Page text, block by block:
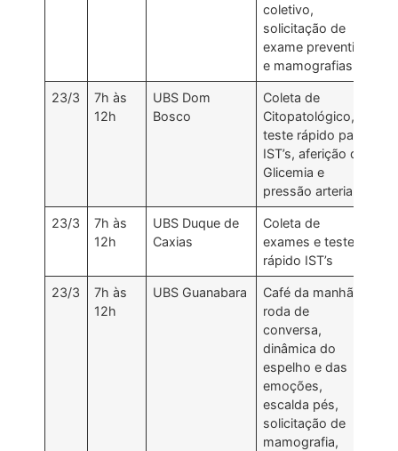
coletivo,
solicitação de
exame preventivo
e mamografias
23/3
7h às
12h
UBS Dom
Bosco
Coleta de
Citopatológico,
teste rápido para
IST’s, aferição de
Glicemia e
pressão arterial
23/3
7h às
12h
UBS Duque de
Caxias
Coleta de
exames e teste
rápido IST’s
23/3
7h às
12h
UBS Guanabara
Café da manhã,
roda de
conversa,
dinâmica do
espelho e das
emoções,
escalda pés,
solicitação de
mamografia,